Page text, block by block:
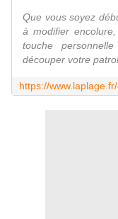
Que vous soyez
à modifier
touche
découper votre